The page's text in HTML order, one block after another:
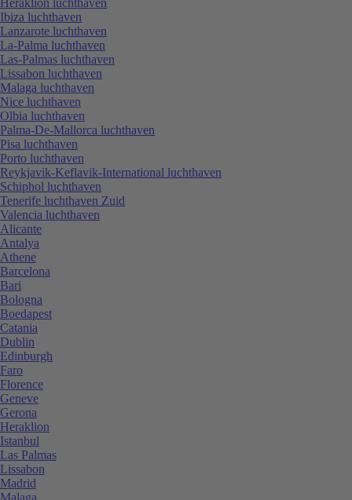
Ibiza luchthaven
Lanzarote luchthaven
La-Palma luchthaven
Las-Palmas luchthaven
Lissabon luchthaven
Malaga luchthaven
Nice luchthaven
Olbia luchthaven
Palma-De-Mallorca luchthaven
Pisa luchthaven
Porto luchthaven
Reykjavik-Keflavik-International luchthaven
Schiphol luchthaven
Tenerife luchthaven Zuid
Valencia luchthaven
Alicante
Antalya
Athene
Barcelona
Bari
Bologna
Boedapest
Catania
Dublin
Edinburgh
Faro
Florence
Geneve
Gerona
Heraklion
Istanbul
Las Palmas
Lissabon
Madrid
Malaga